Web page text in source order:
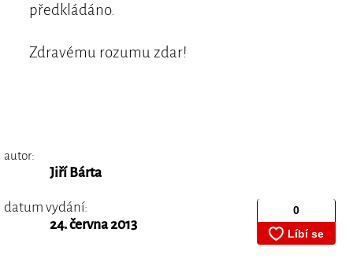
předkládáno.
Zdravému rozumu zdar!
autor:
Jiří Bárta
datum vydání:
24. června 2013